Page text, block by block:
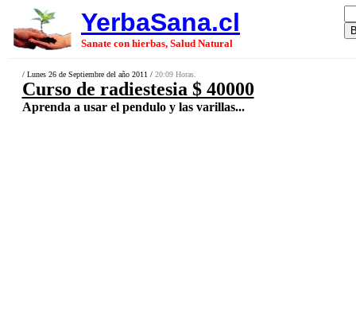
YerbaSana.cl
Sanate con hierbas, Salud Natural
/ Lunes 26 de Septiembre del año 2011 / 20:09 Horas.
Curso de radiestesia $ 40000
Aprenda a usar el pendulo y las varillas...